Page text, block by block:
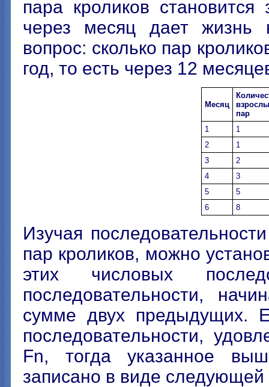
пара кроликов
через месяц дает жизнь
вопрос: сколько пар
год, то есть через 12
Месяц
пар
1
1
2
1
3
2
4
3
5
5
6
8
Изучая
пар кроликов, можно
этих числовых
последовательности,
сумме двух предыдущих.
последовательности,
Fn, тогда указанное
записано в виде